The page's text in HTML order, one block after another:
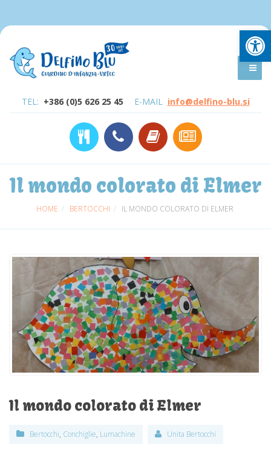
TEL: +386 (0)5 626 25 45 E-MAIL info@delfino-blu.si
Il mondo colorato di Elmer
HOME BERTOCCHI IL MONDO COLORATO DI ELMER
Il mondo colorato di Elmer
Bertocchi, Conchiglie, Lumachine Unita Bertocchi